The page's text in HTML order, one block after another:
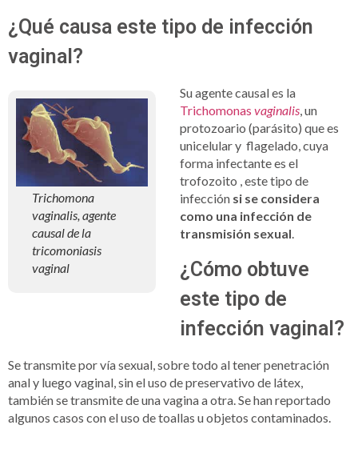
¿Qué causa este tipo de infección
vaginal?
Trichomona
vaginalis, agente
causal de la
tricomoniasis
vaginal
Su agente causal es la
Trichomonas vaginalis, un
protozoario (parásito) que es
unicelular y flagelado, cuya
forma infectante es el
trofozoito , este tipo de
infección si se considera
como una infección de
transmisión sexual.
¿Cómo obtuve
este tipo de
infección vaginal?
Se transmite por vía sexual, sobre todo al tener penetración
anal y luego vaginal, sin el uso de preservativo de látex,
también se transmite de una vagina a otra. Se han reportado
algunos casos con el uso de toallas u objetos contaminados.